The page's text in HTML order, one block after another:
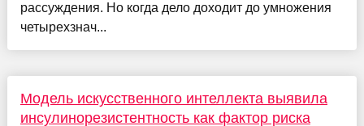
рассуждения. Но когда дело доходит до умножения
четырехзнач...
Модель искусственного интеллекта выявила
инсулинорезистентность как фактор риска